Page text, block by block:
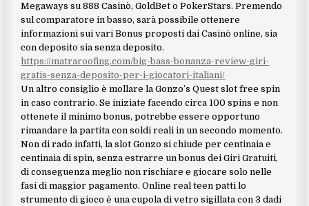
Megaways su 888 Casinò, GoldBet o PokerStars. Premendo
sul comparatore in basso, sarà possibile ottenere
informazioni sui vari Bonus proposti dai Casinò online, sia
con deposito sia senza deposito.
https://matraroofing.com/big-bass-bonanza-review-giri-
gratis-senza-deposito-per-i-giocatori-italiani/
Un altro consiglio è mollare la Gonzo’s Quest slot free spin
in caso contrario. Se iniziate facendo circa 100 spins e non
ottenete il minimo bonus, potrebbe essere opportuno
rimandare la partita con soldi reali in un secondo momento.
Non di rado infatti, la slot Gonzo si chiude per centinaia e
centinaia di spin, senza estrarre un bonus dei Giri Gratuiti,
di conseguenza meglio non rischiare e giocare solo nelle
fasi di maggior pagamento. Online real teen patti lo
strumento di gioco è una cupola di vetro sigillata con 3 dadi